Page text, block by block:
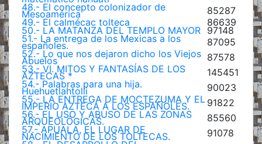
48.- El concepto colonizador de
Mesoamérica
85287
49.- El calmécac tolteca
86639
50.- LA MATANZA DEL TEMPLO MAYOR 97148
51.- La entrega de los Mexicas a los
españoles.
87095
52.- Lo que nos dejaron dicho los Viejos
Abuelos
87578
53.- VI. MITOS Y FANTASÍAS DE LOS
AZTECAS *
145451
54.- Palabras para una hija.
Huehuetlahtolli
90023
55.- LA ENTREGA DE MOCTEZUMA Y EL
IMPERIO AZTECA A LOS ESPAÑOLES.
91822
56.- EL USO Y ABUSO DE LAS ZONAS
ARQUEOLÓGICAS.
85560
57.- APUALA, EL LUGAR DE
NACIMIENTO DE LOS TOLTECAS.
91078